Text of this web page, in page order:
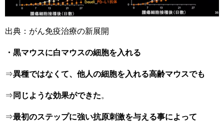
出典：がん免疫治療の新展開
・黒マウスに白マウスの細胞を入れる
⇒異種ではなくて、他人の細胞を入れる高齢マウスでも
⇒ 同じような効果ができた。
⇒最初のステップに強い抗原刺激を与える事によって